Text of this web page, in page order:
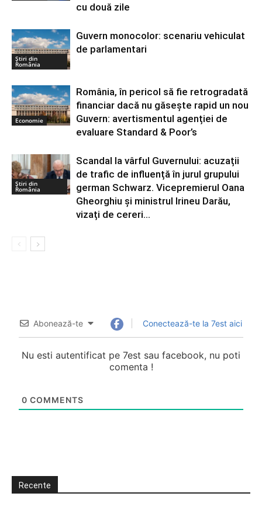
cu două zile
Știri din
România
Guvern monocolor: scenariu vehiculat
de parlamentari
Economie
România, în pericol să fie retrogradată
financiar dacă nu găsește rapid un nou
Guvern: avertismentul agenției de
evaluare Standard & Poor’s
Știri din
România
Scandal la vârful Guvernului: acuzații
de trafic de influență în jurul grupului
german Schwarz. Vicepremierul Oana
Gheorghiu și ministrul Irineu Darău,
vizați de cereri...
Abonează-te Conectează-te la 7est aici
Nu esti autentificat pe 7est sau facebook, nu poti
comenta !
0 COMMENTS
Recente